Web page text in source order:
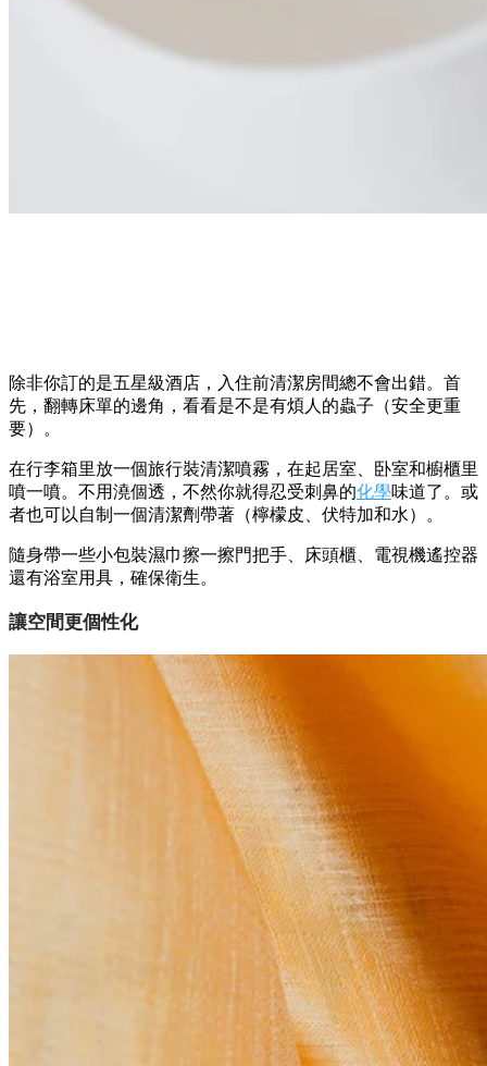
除非你訂的是五星級酒店，入住前清潔房間總不會出錯。首
先，翻轉床單的邊角，看看是不是有煩人的蟲子（安全更重
要）。
在行李箱里放一個旅行裝清潔噴霧，在起居室、卧室和櫥櫃里
噴一噴。不用澆個透，不然你就得忍受刺鼻的化學味道了。或
者也可以自制一個清潔劑帶著（檸檬皮、伏特加和水）。
隨身帶一些小包裝濕巾擦一擦門把手、床頭櫃、電視機遙控器
還有浴室用具，確保衛生。